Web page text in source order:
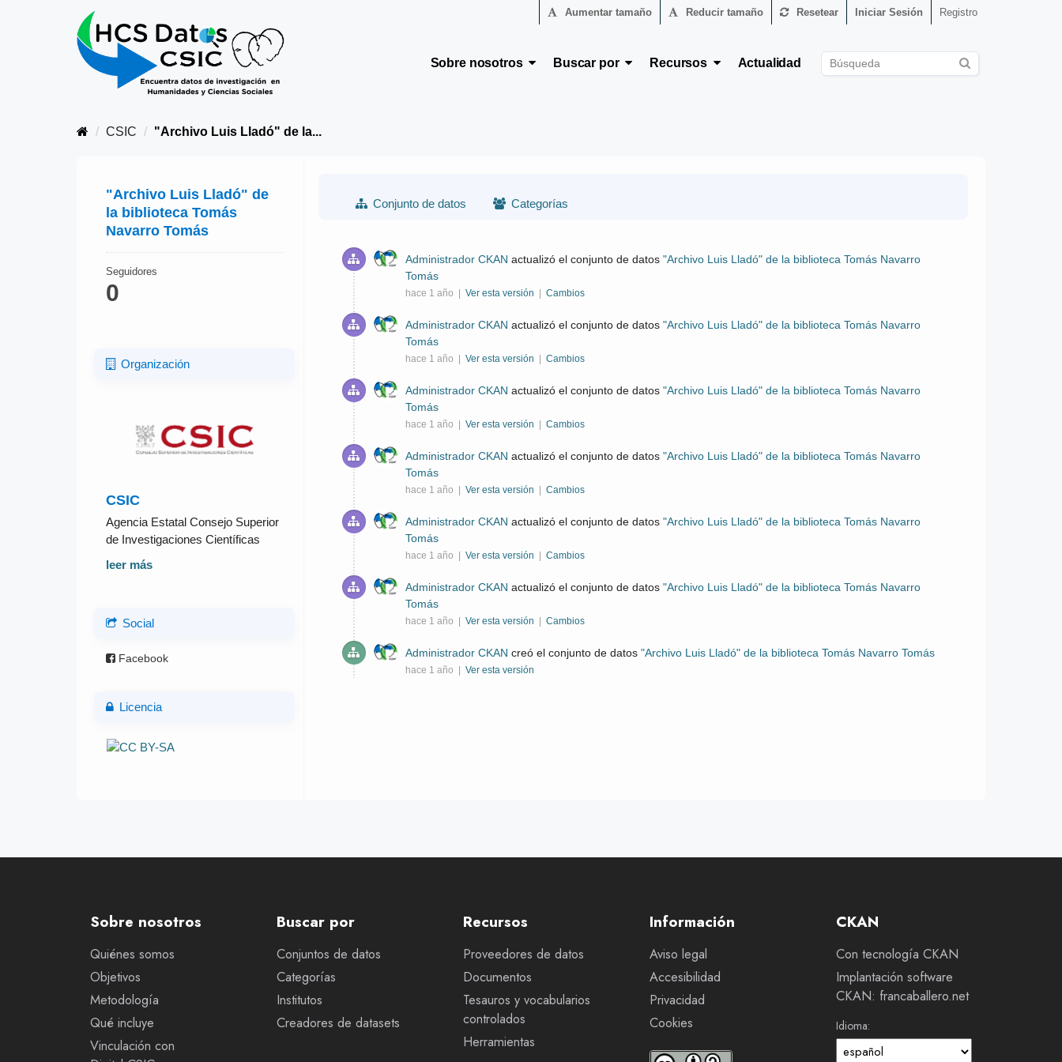
Aumentar tamaño Reducir tamaño Resetear Iniciar Sesión Registro
Sobre nosotros Buscar por Recursos Actualidad
CSIC "Archivo Luis Lladó" de la...
"Archivo Luis Lladó" de
la biblioteca Tomás
Navarro Tomás
Seguidores
0
Organización
CSIC
Agencia Estatal Consejo Superior
de Investigaciones Científicas
leer más
Social
Facebook
Licencia
Conjunto de datos Categorías
Administrador CKAN actualizó el conjunto de datos "Archivo Luis Lladó" de la biblioteca Tomás Navarro
Tomás
hace 1 año | Ver esta versión | Cambios
Administrador CKAN actualizó el conjunto de datos "Archivo Luis Lladó" de la biblioteca Tomás Navarro
Tomás
hace 1 año | Ver esta versión | Cambios
Administrador CKAN actualizó el conjunto de datos "Archivo Luis Lladó" de la biblioteca Tomás Navarro
Tomás
hace 1 año | Ver esta versión | Cambios
Administrador CKAN actualizó el conjunto de datos "Archivo Luis Lladó" de la biblioteca Tomás Navarro
Tomás
hace 1 año | Ver esta versión | Cambios
Administrador CKAN actualizó el conjunto de datos "Archivo Luis Lladó" de la biblioteca Tomás Navarro
Tomás
hace 1 año | Ver esta versión | Cambios
Administrador CKAN actualizó el conjunto de datos "Archivo Luis Lladó" de la biblioteca Tomás Navarro
Tomás
hace 1 año | Ver esta versión | Cambios
Administrador CKAN creó el conjunto de datos "Archivo Luis Lladó" de la biblioteca Tomás Navarro Tomás
hace 1 año | Ver esta versión
Sobre nosotros
Quiénes somos
Objetivos
Metodología
Qué incluye
Vinculación con
Buscar por
Conjuntos de datos
Categorías
Institutos
Creadores de datasets
Recursos
Proveedores de datos
Documentos
Tesauros y vocabularios
controlados
Herramientas
Información
Aviso legal
Accesibilidad
Privacidad
Cookies
CKAN
Con tecnología CKAN
Implantación software
CKAN: francaballero.net
Idioma